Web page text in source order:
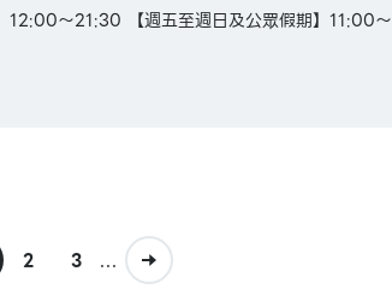
12:00～21:30 【週五至週日及公眾假期】11:00～
2 3 ...